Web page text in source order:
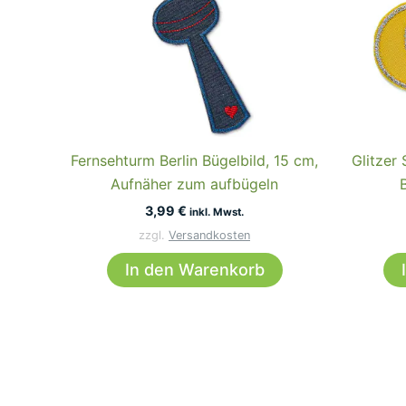
Fernsehturm Berlin Bügelbild, 15 cm,
Aufnäher zum aufbügeln
3,99 € inkl. Mwst.
zzgl. Versandkosten
In den Warenkorb
Glitzer